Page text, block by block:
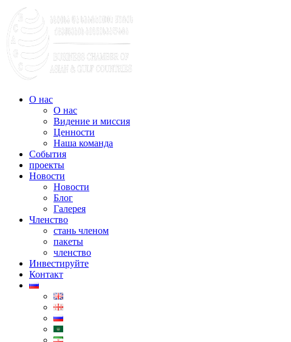
О нас
О нас
Видение и миссия
Ценности
Наша команда
События
проекты
Новости
Новости
Блог
Галерея
Членство
стань членом
пакеты
членство
Инвестируйте
Контакт